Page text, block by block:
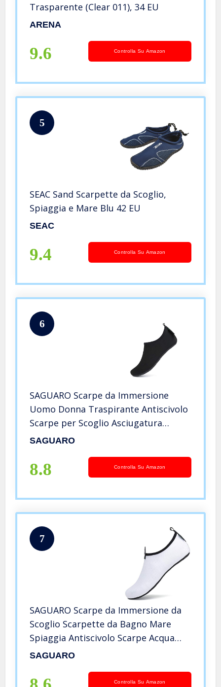
Trasparente (Clear 011), 34 EU
ARENA
9.6 Controlla Su Amazon
5
SEAC Sand Scarpette da Scoglio,
Spiaggia e Mare Blu 42 EU
SEAC
9.4 Controlla Su Amazon
6
SAGUARO Scarpe da Immersione
Uomo Donna Traspirante Antiscivolo
Scarpe per Scoglio Asciugatura
Rapida Scarpe da Surf per Snorkel
SAGUARO
8.8 Controlla Su Amazon
7
SAGUARO Scarpe da Immersione da
Scoglio Scarpette da Bagno Mare
Spiaggia Antiscivolo Scarpe Acqua
per Nuoto Piscina Spiaggia
Mare,032 Bianco 40/41 EU
SAGUARO
Controlla Su Amazon